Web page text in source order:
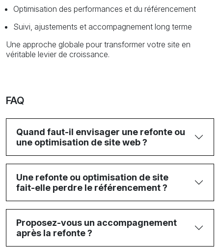
Optimisation des performances et du référencement
Suivi, ajustements et accompagnement long terme
Une approche globale pour transformer votre site en
véritable levier de croissance.
FAQ
Quand faut-il envisager une refonte ou
une optimisation de site web ?
Une refonte ou optimisation de site
fait-elle perdre le référencement ?
Proposez-vous un accompagnement
après la refonte ?